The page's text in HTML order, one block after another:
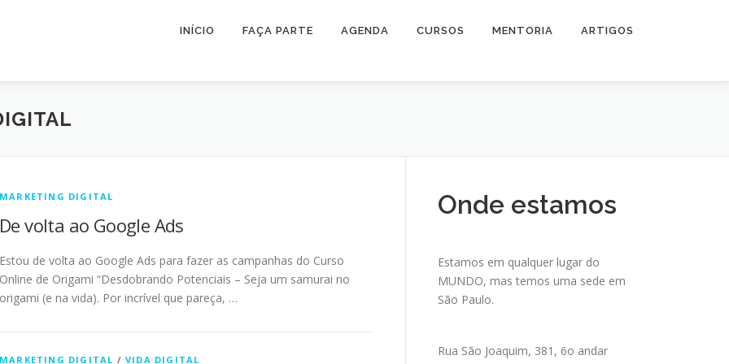
INÍCIO FAÇA PARTE AGENDA CURSOS MENTORIA ARTIGOS
MARKETING DIGITAL
De volta ao Google Ads
Estou de volta ao Google Ads para fazer as campanhas do Curso
Online de Origami “Desdobrando Potenciais – Seja um samurai no
origami (e na vida). Por incrível que pareça, …
MARKETING DIGITAL /VIDA DIGITAL
Onde estamos
Estamos em qualquer lugar do
MUNDO, mas temos uma sede em
São Paulo.
Rua São Joaquim, 381, 6o andar